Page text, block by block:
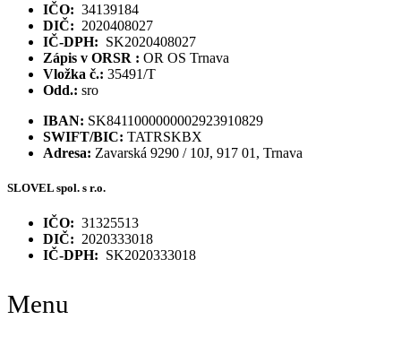
IČO: 34139184
DIČ: 2020408027
IČ-DPH: SK2020408027
Zápis v ORSR : OR OS Trnava
Vložka č.: 35491/T
Odd.: sro
IBAN: SK8411000000002923910829
SWIFT/BIC: TATRSKBX
Adresa: Zavarská 9290 / 10J, 917 01, Trnava
SLOVEL spol. s r.o.
IČO: 31325513
DIČ: 2020333018
IČ-DPH: SK2020333018
Menu